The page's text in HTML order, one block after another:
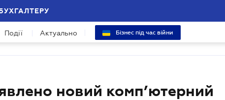
Події Актуально Бізнес під час війни
новий комп’ютерний